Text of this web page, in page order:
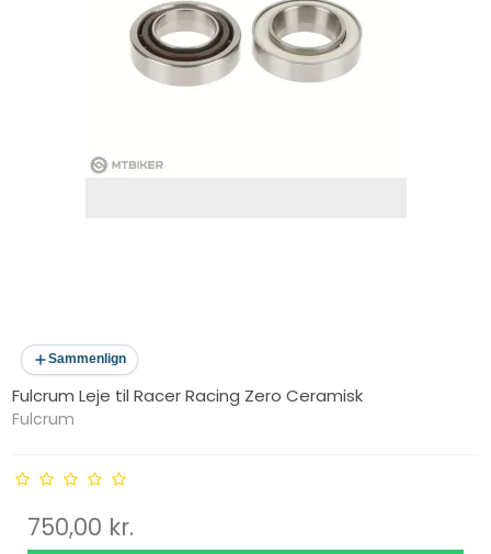
Sammenlign
Fulcrum Leje til Racer Racing Zero Ceramisk
Fulcrum
750,00 kr.